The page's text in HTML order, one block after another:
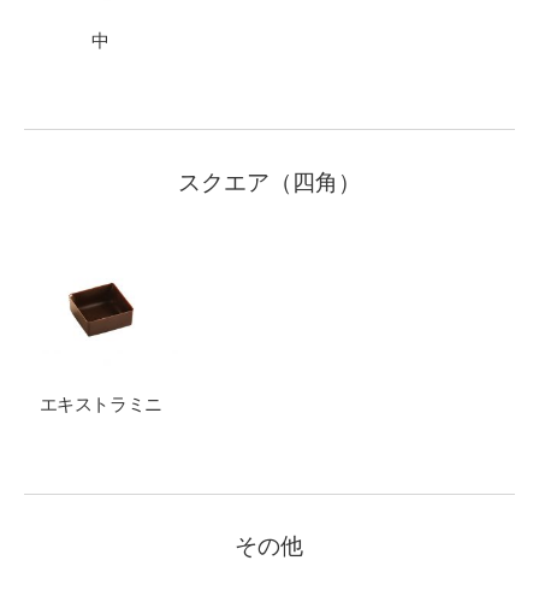
中
スクエア（四角）
エキストラミニ
その他